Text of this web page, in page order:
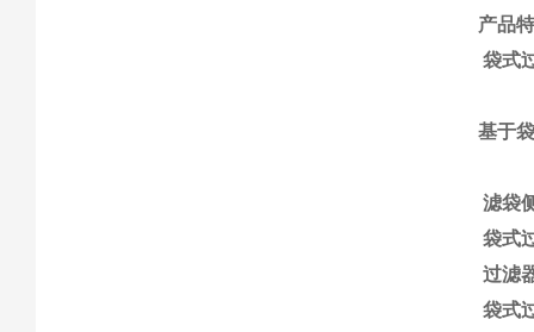
产品
袋式
基于
滤袋
袋式
过滤
袋式